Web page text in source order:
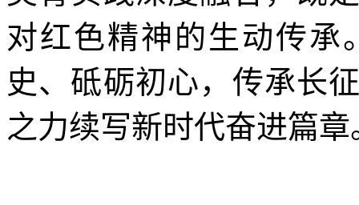
对红色精神的生动传承
史、砥砺初心，传承长
之力续写新时代奋进篇章